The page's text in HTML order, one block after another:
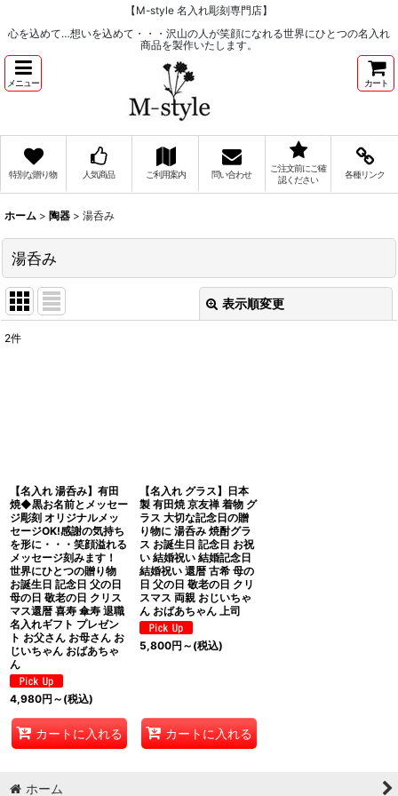
【M-style 名入れ彫刻専門店】
心を込めて…想いを込めて・・・沢山の人が笑顔になれる世界にひとつの名入れ
商品を製作いたします。
メニュー カート
特別な贈り物 人気商品 ご利用案内 問い合わせ
ご注文前にご確
認ください
各種リンク
ホーム > 陶器 > 湯呑み
湯呑み
表示順変更
絞り込む
2件
【名入れ 湯呑み】有田
焼◆黒お名前とメッセー
ジ彫刻 オリジナルメッ
セージOK!感謝の気持ち
を形に・・・笑顔溢れる
メッセージ刻みます！
世界にひとつの贈り物
お誕生日 記念日 父の日
母の日 敬老の日 クリス
マス還暦 喜寿 傘寿 退職
名入れギフト プレゼン
ト お父さん お母さん お
じいちゃん おばあちゃ
ん
4,980円 ～ (税込)
カートに入れる
【名入れ グラス】日本
製 有田焼 京友禅 着物 グ
ラス 大切な記念日の贈
り物に 湯呑み 焼酎グラ
ス お誕生日 記念日 お祝
い 結婚祝い 結婚記念日
結婚祝い 還暦 古希 母の
日 父の日 敬老の日 クリ
スマス 両親 おじいちゃ
ん おばあちゃん 上司
5,800円 ～ (税込)
カートに入れる
ホーム